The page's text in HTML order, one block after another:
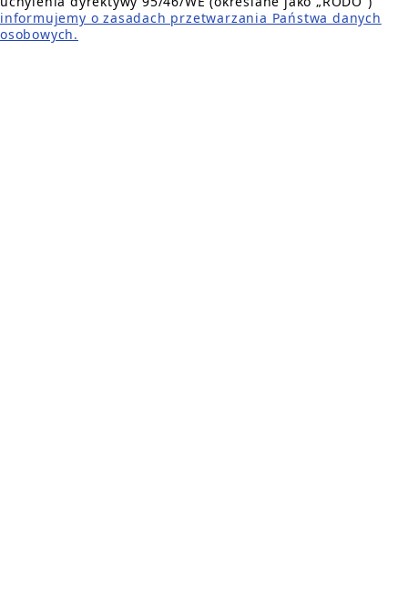
informujemy o zasadach przetwarzania Państwa danych
osobowych.